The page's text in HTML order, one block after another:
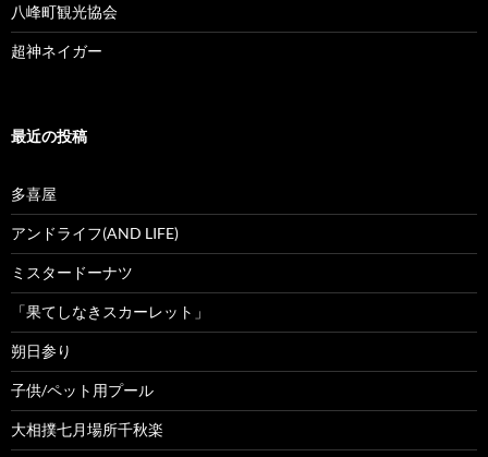
八峰町観光協会
超神ネイガー
最近の投稿
多喜屋
アンドライフ(AND LIFE)
ミスタードーナツ
「果てしなきスカーレット」
朔日参り
子供/ペット用プール
大相撲七月場所千秋楽